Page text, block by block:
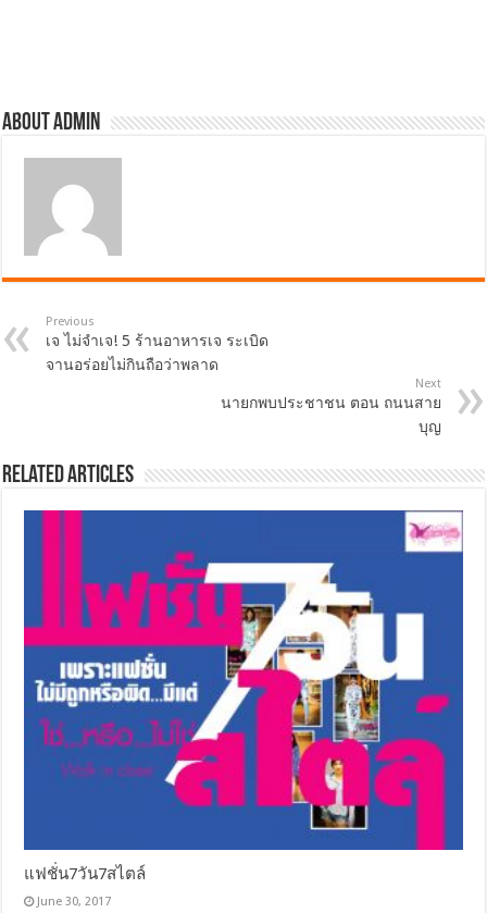
About admin
Previous
เจ ไม่จำเจ! 5 ร้านอาหารเจ ระเบิด
จานอร่อยไม่กินถือว่าพลาด
Next
นายกพบประชาชน ตอน ถนนสาย
บุญ
Related Articles
แฟชั่น7วัน7สไตล์
June 30, 2017